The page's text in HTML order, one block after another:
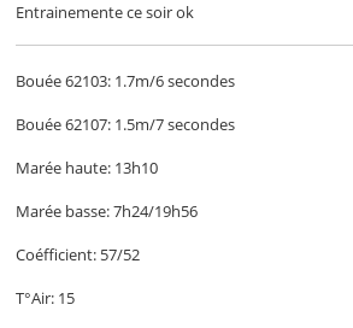
Entrainemente ce soir ok
Bouée 62103: 1.7m/6 secondes
Bouée 62107: 1.5m/7 secondes
Marée haute: 13h10
Marée basse: 7h24/19h56
Coéfficient: 57/52
T°Air: 15